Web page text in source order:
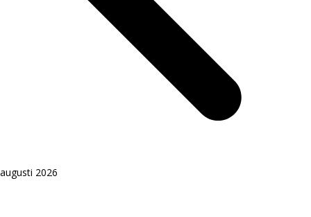
augusti 2026